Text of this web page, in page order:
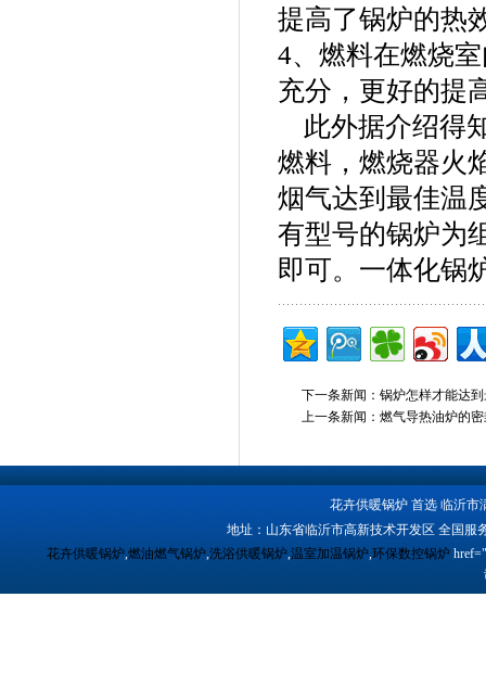
提高了锅炉的热
4、燃料在燃烧
充分，更好的提
此外据介绍得
燃料，燃烧器火
烟气达到最佳温
有型号的锅炉为
即可。一体化锅
下一条新闻： 锅炉怎样才能达
上一条新闻： 燃气导热油炉的
花卉供暖锅炉 首选 临沂市
地址：山东省临沂市高新技术开发区 全国服
花卉供暖锅炉,燃油燃气锅炉,洗浴供暖锅炉,温室加温锅炉,环保数控锅炉